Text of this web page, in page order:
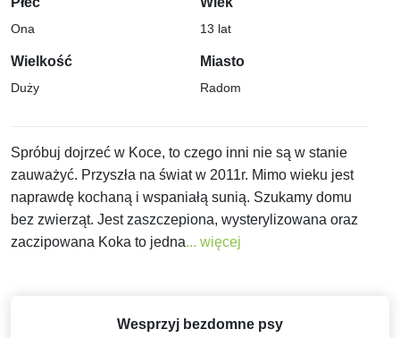
Ona
Wielkość
Duży
13 lat
Miasto
Radom
Spróbuj dojrzeć w Koce, to czego inni nie są w stanie
zauważyć. Przyszła na świat w 2011r. Mimo wieku jest
naprawdę kochaną i wspaniałą sunią. Szukamy domu
bez zwierząt. Jest zaszczepiona, wysterylizowana oraz
zaczipowana Koka to jedna... więcej
Wesprzyj bezdomne psy